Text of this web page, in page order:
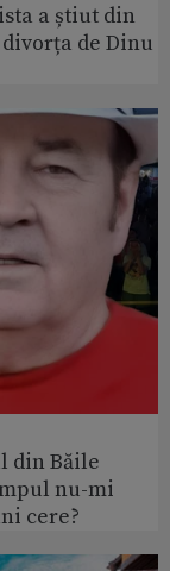
a știut din
de Dinu
din Băile
nu-mi
cere?